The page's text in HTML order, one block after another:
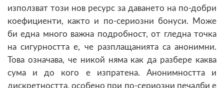
използват този нов ресурс за даването на по-добри
коефициенти, както и по-сериозни бонуси. Може
би една много важна подробност, от гледна точка
на сигурността е, че разплащанията са анонимни.
Това означава, че никой няма как да разбере каква
сума и до кого е изпратена. Анонимността и
дискретността, особено при по-сериозни печалби е